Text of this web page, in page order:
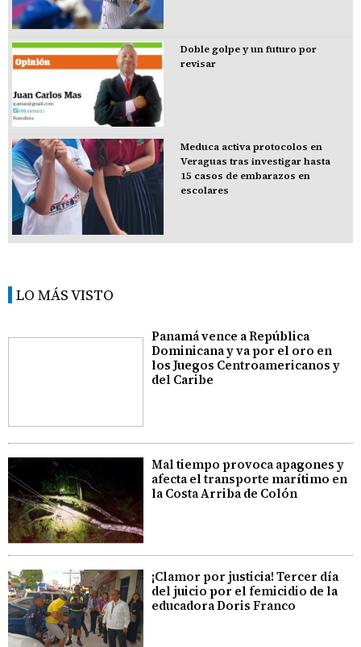
Doble golpe y un futuro por
revisar
Meduca activa protocolos en
Veraguas tras investigar hasta
15 casos de embarazos en
escolares
LO MÁS VISTO
Panamá vence a República
Dominicana y va por el oro en
los Juegos Centroamericanos y
del Caribe
Mal tiempo provoca apagones y
afecta el transporte marítimo en
la Costa Arriba de Colón
¡Clamor por justicia! Tercer día
del juicio por el femicidio de la
educadora Doris Franco